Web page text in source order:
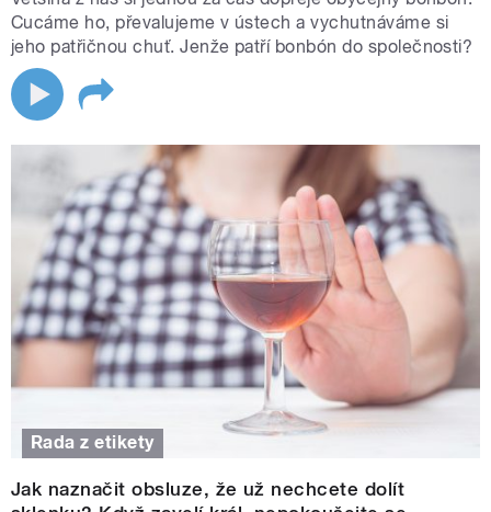
Cucáme ho, převalujeme v ústech a vychutnáváme si
jeho patřičnou chuť. Jenže patří bonbón do společnosti?
Rada z etikety
Jak naznačit obsluze, že už nechcete dolít